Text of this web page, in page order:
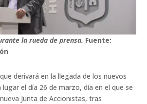
la rueda de prensa. Fuente:
derivará en la llegada de los nuevos
el día 26 de marzo, día en el que se
Junta de Accionistas, tras